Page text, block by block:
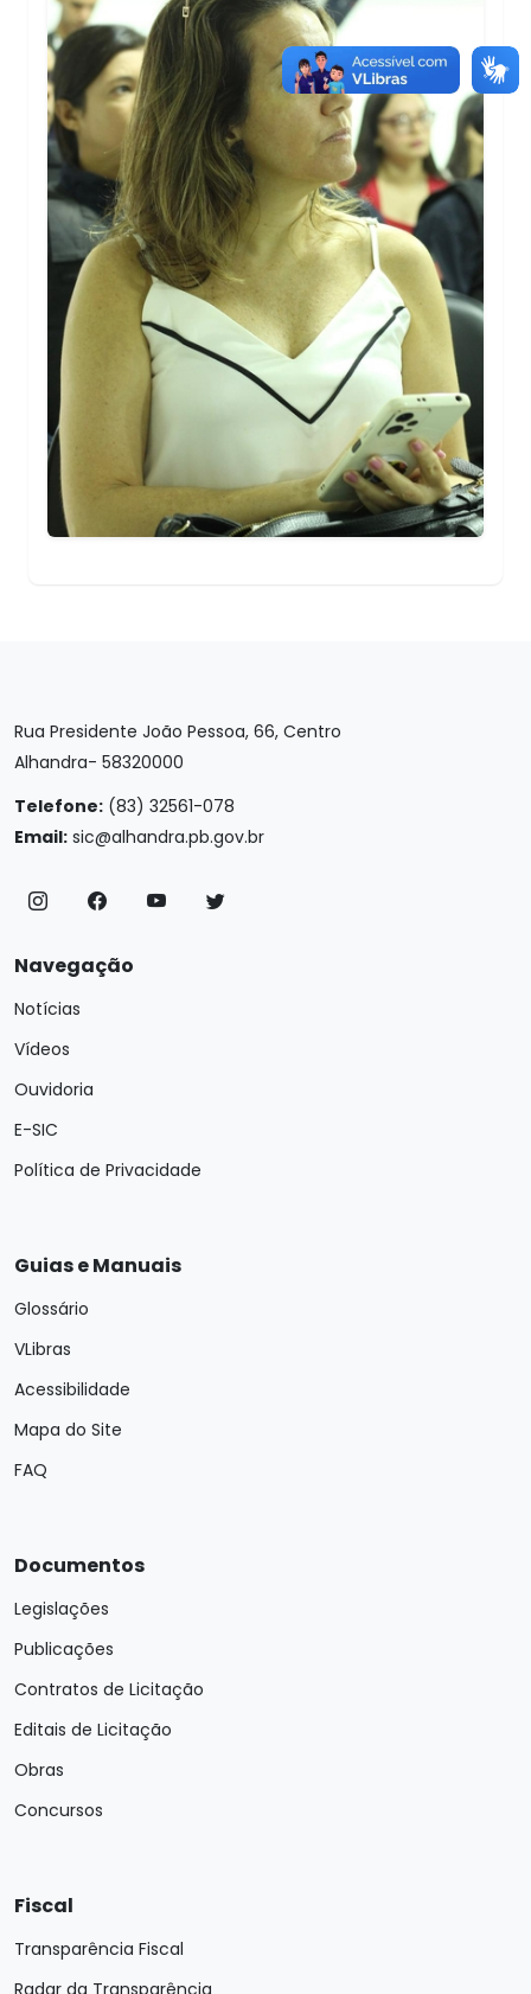
Rua Presidente João Pessoa, 66, Centro
Alhandra- 58320000
Telefone: (83) 32561-078
Email: sic@alhandra.pb.gov.br
Navegação
Notícias
Vídeos
Ouvidoria
E-SIC
Política de Privacidade
Guias e Manuais
Glossário
VLibras
Acessibilidade
Mapa do Site
FAQ
Documentos
Legislações
Publicações
Contratos de Licitação
Editais de Licitação
Obras
Concursos
Fiscal
Transparência Fiscal
Radar da Transparência